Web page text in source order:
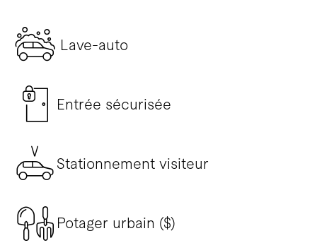
Lave-auto
Entrée sécurisée
Stationnement visiteur
Potager urbain ($)